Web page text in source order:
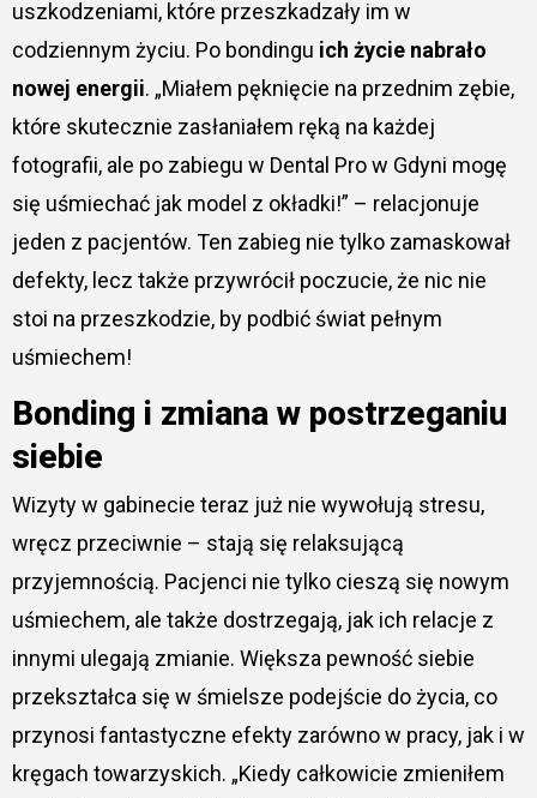
uszkodzeniami, które przeszkadzały im w
codziennym życiu. Po bondingu ich życie nabrało
nowej energii. „Miałem pęknięcie na przednim zębie,
które skutecznie zasłaniałem ręką na każdej
fotografii, ale po zabiegu w Dental Pro w Gdyni mogę
się uśmiechać jak model z okładki!” – relacjonuje
jeden z pacjentów. Ten zabieg nie tylko zamaskował
defekty, lecz także przywrócił poczucie, że nic nie
stoi na przeszkodzie, by podbić świat pełnym
uśmiechem!
Bonding i zmiana w postrzeganiu
siebie
Wizyty w gabinecie teraz już nie wywołują stresu,
wręcz przeciwnie – stają się relaksującą
przyjemnością. Pacjenci nie tylko cieszą się nowym
uśmiechem, ale także dostrzegają, jak ich relacje z
innymi ulegają zmianie. Większa pewność siebie
przekształca się w śmielsze podejście do życia, co
przynosi fantastyczne efekty zarówno w pracy, jak i w
kręgach towarzyskich. „Kiedy całkowicie zmieniłem